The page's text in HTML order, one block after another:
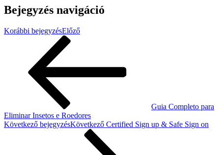
Bejegyzés navigáció
Korábbi bejegyzésElőző
Guia Completo para
Eliminar Insetos e Roedores
Következő bejegyzésKövetkező Certified Sign up & Safe Sign on